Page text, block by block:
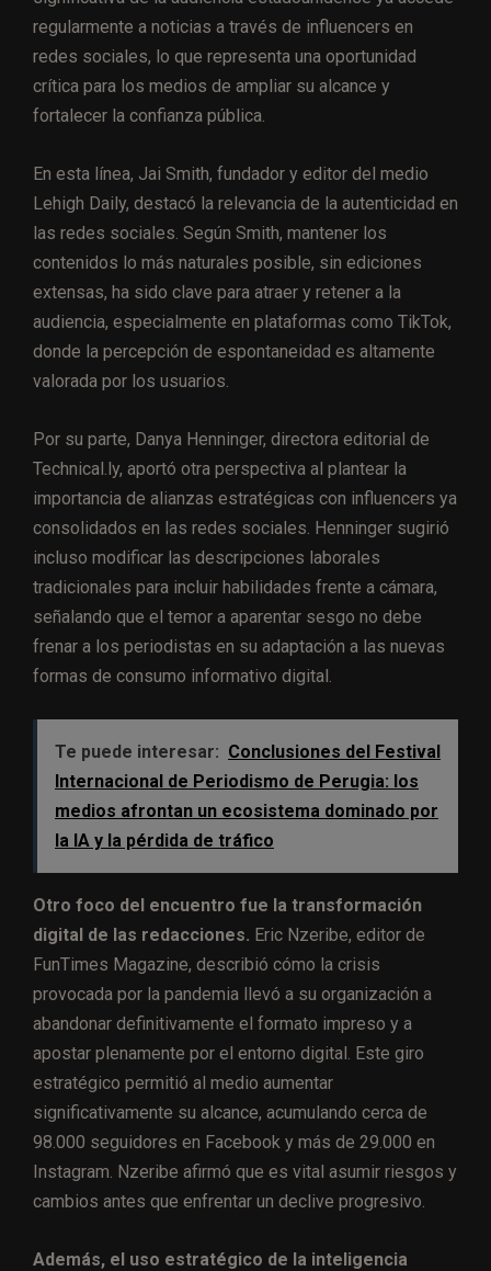
regularmente a noticias a través de influencers en
redes sociales, lo que representa una oportunidad
crítica para los medios de ampliar su alcance y
fortalecer la confianza pública.
En esta línea, Jai Smith, fundador y editor del medio
Lehigh Daily, destacó la relevancia de la autenticidad en
las redes sociales. Según Smith, mantener los
contenidos lo más naturales posible, sin ediciones
extensas, ha sido clave para atraer y retener a la
audiencia, especialmente en plataformas como TikTok,
donde la percepción de espontaneidad es altamente
valorada por los usuarios.
Por su parte, Danya Henninger, directora editorial de
Technical.ly, aportó otra perspectiva al plantear la
importancia de alianzas estratégicas con influencers ya
consolidados en las redes sociales. Henninger sugirió
incluso modificar las descripciones laborales
tradicionales para incluir habilidades frente a cámara,
señalando que el temor a aparentar sesgo no debe
frenar a los periodistas en su adaptación a las nuevas
formas de consumo informativo digital.
Te puede interesar: Conclusiones del Festival
Internacional de Periodismo de Perugia: los
medios afrontan un ecosistema dominado por
la IA y la pérdida de tráfico
Otro foco del encuentro fue la transformación
digital de las redacciones. Eric Nzeribe, editor de
FunTimes Magazine, describió cómo la crisis
provocada por la pandemia llevó a su organización a
abandonar definitivamente el formato impreso y a
apostar plenamente por el entorno digital. Este giro
estratégico permitió al medio aumentar
significativamente su alcance, acumulando cerca de
98.000 seguidores en Facebook y más de 29.000 en
Instagram. Nzeribe afirmó que es vital asumir riesgos y
cambios antes que enfrentar un declive progresivo.
Además, el uso estratégico de la inteligencia